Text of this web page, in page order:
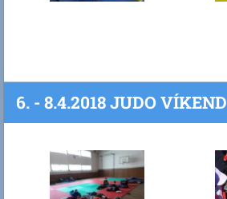
6. - 8.4.2018 JUDO VÍKEND